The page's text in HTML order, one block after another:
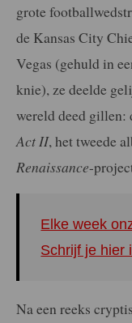
grote
de Kansas City
Vegas (gehuld in
knie), ze deelde
wereld deed gillen:
Act II, het tweede
Renaissance-
Elke week
Schrijf je hier
Na een reeks